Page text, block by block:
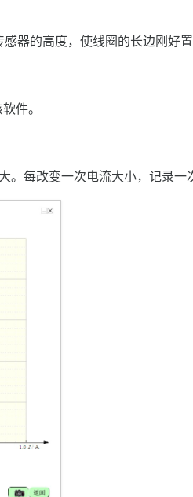
器的高度，使线圈的长边刚好置
件。
每改变一次电流大小，记录一